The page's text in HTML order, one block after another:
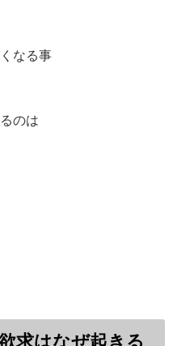
なる事
のは
求はなぜ起きる